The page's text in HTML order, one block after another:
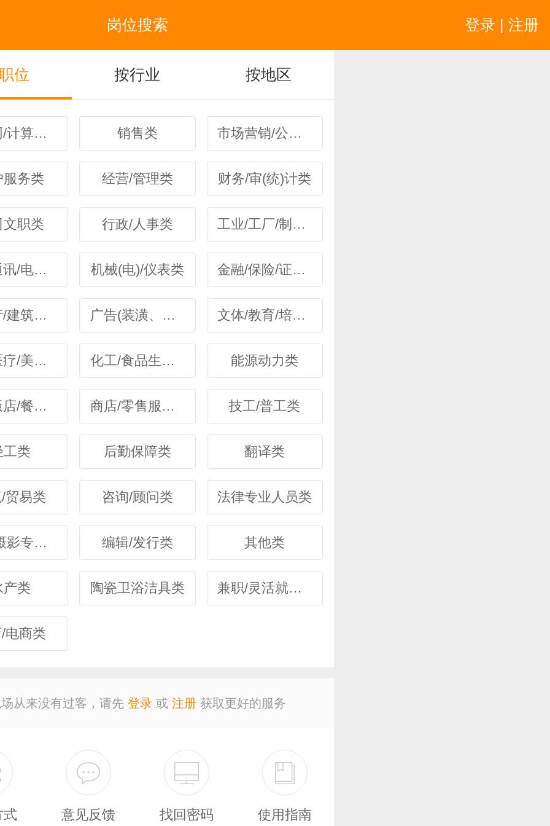
登录 | 注册
岗位搜索
位 按行业 按地区
互联网/计算机业(IT)类 销售类 市场营销/公关类
服务类 经营/管理类 财务/审(统)计类
文职类 行政/人事类 工业/工厂/制造业
电子通讯/电气(器)类 机械(电)/仪表类 金融/保险/证券类
房地产/建筑施工类 广告(装潢、包装)设计类 文体/教育/培训类
卫生医疗/美容保健类 化工/食品生物/制药类 能源动力类
宾馆饭店/餐饮旅游类 商店/零售服务类 技工/普工类
工类 后勤保障类 翻译类
贸易类 咨询/顾问类 法律专业人员类
影视/摄影专业类 编辑/发行类 其他类
产类 陶瓷卫浴洁具类 兼职/灵活就业/在校生类
电商类
从来没有过客，请先 登录 或 注册 获取更好的服务
式 意见反馈 找回密码 使用指南